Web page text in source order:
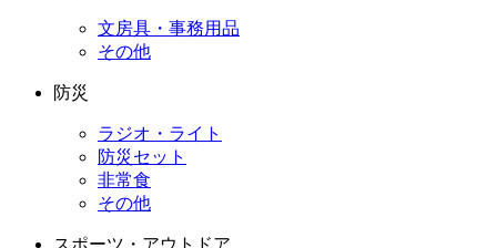
文房具・事務用品
その他
防災
ラジオ・ライト
防災セット
非常食
その他